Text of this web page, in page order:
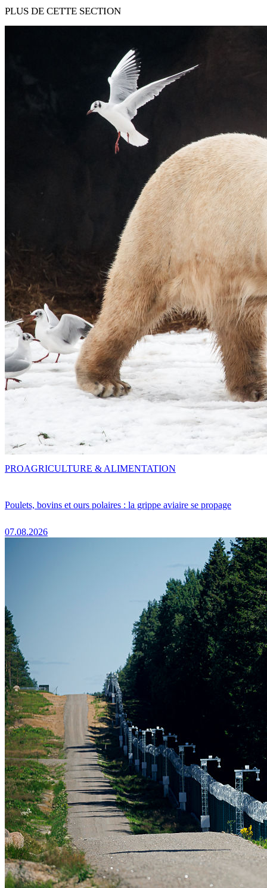
PLUS DE CETTE SECTION
Poulets, bovins et ours polaires : la grippe aviaire se propage
07.08.2026
PROAGRICULTURE & ALIMENTATION